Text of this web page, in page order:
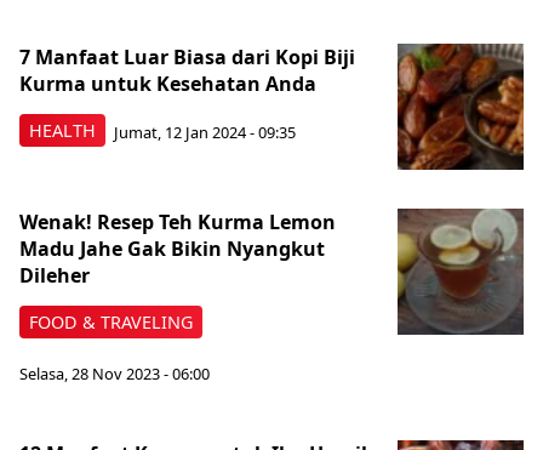
HEALTH
7 Manfaat Luar Biasa dari Kopi Biji
Kurma untuk Kesehatan Anda
Jumat, 12 Jan 2024 - 09:35
FOOD & TRAVELING
Wenak! Resep Teh Kurma Lemon
Madu Jahe Gak Bikin Nyangkut
Dileher
Selasa, 28 Nov 2023 - 06:00